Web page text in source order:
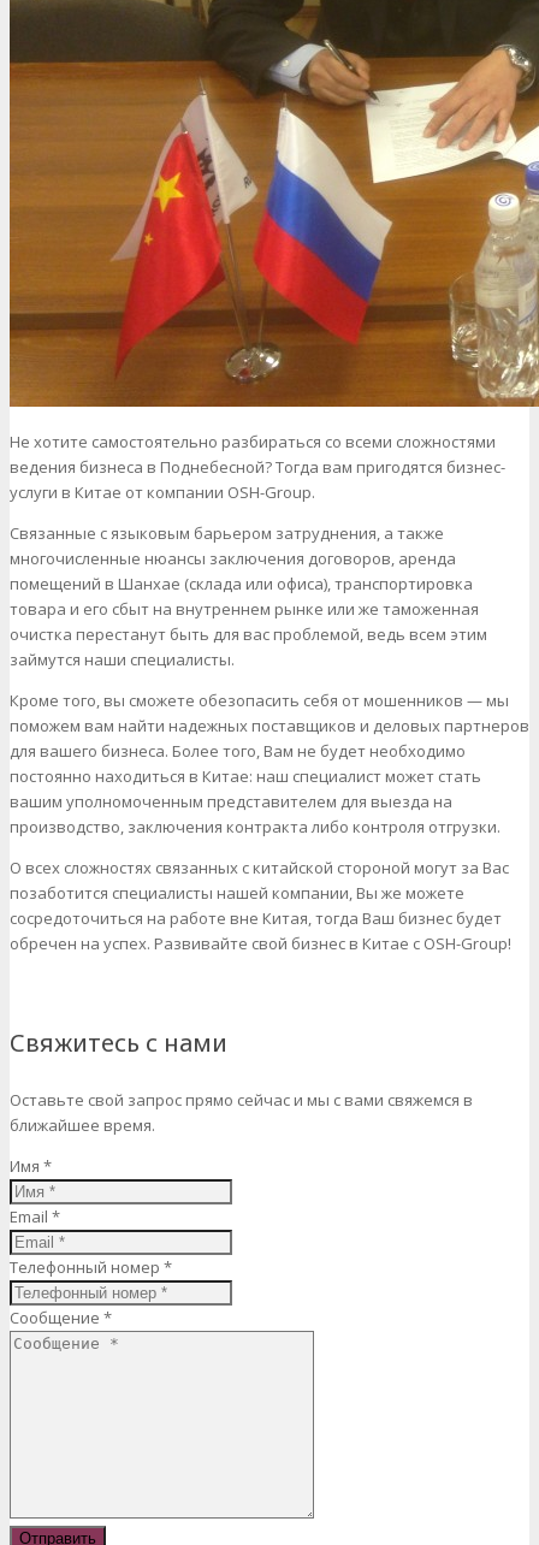
Не хотите самостоятельно разбираться со всеми сложностями
ведения бизнеса в Поднебесной? Тогда вам пригодятся бизнес-
услуги в Китае от компании OSH-Group.
Связанные с языковым барьером затруднения, а также
многочисленные нюансы заключения договоров, аренда
помещений в Шанхае (склада или офиса), транспортировка
товара и его сбыт на внутреннем рынке или же таможенная
очистка перестанут быть для вас проблемой, ведь всем этим
займутся наши специалисты.
Кроме того, вы сможете обезопасить себя от мошенников — мы
поможем вам найти надежных поставщиков и деловых партнеров
для вашего бизнеса. Более того, Вам не будет необходимо
постоянно находиться в Китае: наш специалист может стать
вашим уполномоченным представителем для выезда на
производство, заключения контракта либо контроля отгрузки.
О всех сложностях связанных с китайской стороной могут за Вас
позаботится специалисты нашей компании, Вы же можете
сосредоточиться на работе вне Китая, тогда Ваш бизнес будет
обречен на успех. Развивайте свой бизнес в Китае с OSH-Group!
Свяжитесь с нами
Оставьте свой запрос прямо сейчас и мы с вами свяжемся в
ближайшее время.
Имя *
Email *
Телефонный номер *
Сообщение *
Отправить